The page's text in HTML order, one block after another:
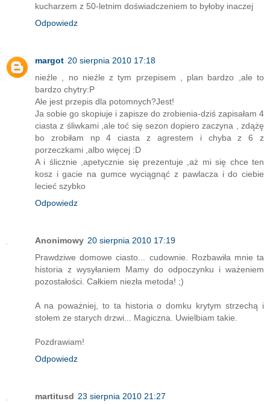
kucharzem z 50-letnim doświadczeniem to byłoby inaczej
Odpowiedz
margot 20 sierpnia 2010 17:18
nieźle , no nieźle z tym przepisem , plan bardzo ,ale to
bardzo chytry:P
Ale jest przepis dla potomnych?Jest!
Ja sobie go skopiuje i zapisze do zrobienia-dziś zapisałam 4
ciasta z śliwkami ,ale toć się sezon dopiero zaczyna , zdążę
bo zrobiłam np 4 ciasta z agrestem i chyba z 6 z
porzeczkami ,albo więcej :D
A i ślicznie ,apetycznie się prezentuje ,aż mi się chce ten
kosz i gacie na gumce wyciągnąć z pawlacza i do ciebie
lecieć szybko
Odpowiedz
Anonimowy 20 sierpnia 2010 17:19
Prawdziwe domowe ciasto... cudownie. Rozbawiła mnie ta
historia z wysyłaniem Mamy do odpoczynku i ważeniem
pozostałości. Całkiem niezła metoda! ;)
A na poważniej, to ta historia o domku krytym strzechą i
stołem ze starych drzwi... Magiczna. Uwielbiam takie.
Pozdrawiam!
Odpowiedz
martitusd 23 sierpnia 2010 21:27